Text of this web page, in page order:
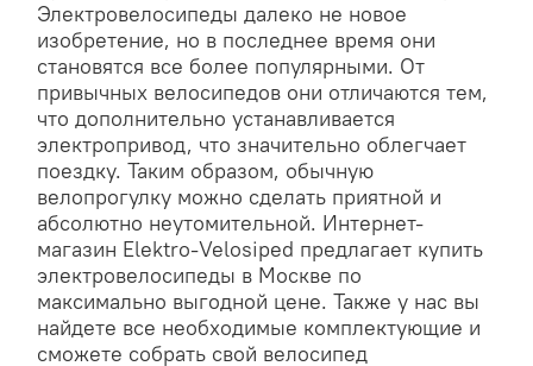
Электровелосипеды далеко не новое
изобретение, но в последнее время они
становятся все более популярными. От
привычных велосипедов они отличаются тем,
что дополнительно устанавливается
электропривод, что значительно облегчает
поездку. Таким образом, обычную
велопрогулку можно сделать приятной и
абсолютно неутомительной. Интернет-
магазин Elektro-Velosiped предлагает купить
электровелосипеды в Москве по
максимально выгодной цене. Также у нас вы
найдете все необходимые комплектующие и
сможете собрать свой велосипед